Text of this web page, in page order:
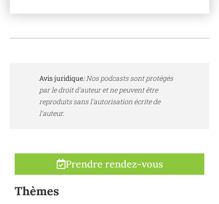
Avis juridique:Nos podcasts sont protégés
par le droit d'auteur et ne peuvent être
reproduits sans l'autorisation écrite de
l'auteur.
Prendre rendez-vous
Thèmes